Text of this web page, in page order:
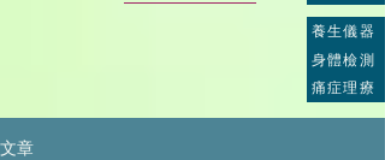
養生儀器
身體檢測
痛症理療
文章